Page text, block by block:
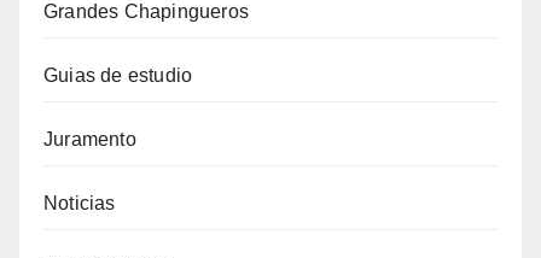
Grandes Chapingueros
Guias de estudio
Juramento
Noticias